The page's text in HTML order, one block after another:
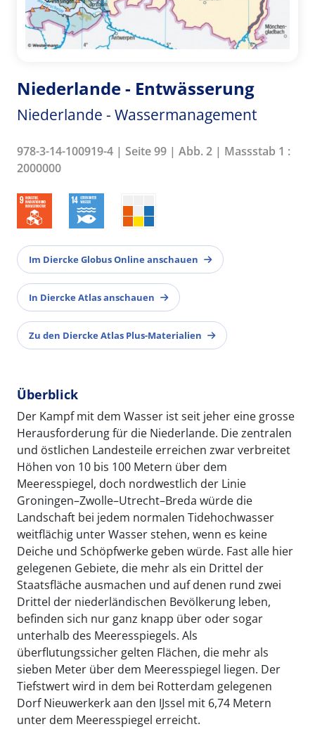
Niederlande - Entwässerung
Niederlande - Wassermanagement
978-3-14-100919-4 | Seite 99 | Abb. 2 | Massstab 1 :
2000000
Im Diercke Globus Online anschauen
In Diercke Atlas anschauen
Zu den Diercke Atlas Plus-Materialien
Überblick
Der Kampf mit dem Wasser ist seit jeher eine grosse
Herausforderung für die Niederlande. Die zentralen
und östlichen Landesteile erreichen zwar verbreitet
Höhen von 10 bis 100 Metern über dem
Meeresspiegel, doch nordwestlich der Linie
Groningen–Zwolle–Utrecht–Breda würde die
Landschaft bei jedem normalen Tidehochwasser
weitflächig unter Wasser stehen, wenn es keine
Deiche und Schöpfwerke geben würde. Fast alle hier
gelegenen Gebiete, die mehr als ein Drittel der
Staatsfläche ausmachen und auf denen rund zwei
Drittel der niederländischen Bevölkerung leben,
befinden sich nur ganz knapp über oder sogar
unterhalb des Meeresspiegels. Als
überflutungssicher gelten Flächen, die mehr als
sieben Meter über dem Meeresspiegel liegen. Der
Tiefstwert wird in dem bei Rotterdam gelegenen
Dorf Nieuwerkerk aan den IJssel mit 6,74 Metern
unter dem Meeresspiegel erreicht.